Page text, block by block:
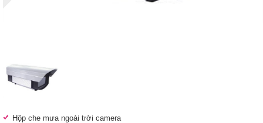
Hộp che mưa ngoài trời camera